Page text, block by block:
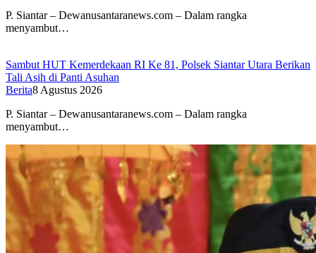
P. Siantar – Dewanusantaranews.com – Dalam rangka
menyambut…
Sambut HUT Kemerdekaan RI Ke 81, Polsek Siantar Utara Berikan
Tali Asih di Panti Asuhan
Berita8 Agustus 2026
P. Siantar – Dewanusantaranews.com – Dalam rangka
menyambut…